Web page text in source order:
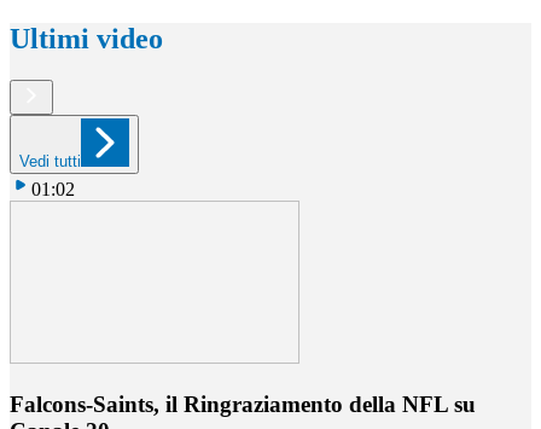
Ultimi video
Vedi tutti
01:02
Falcons-Saints, il Ringraziamento della NFL su